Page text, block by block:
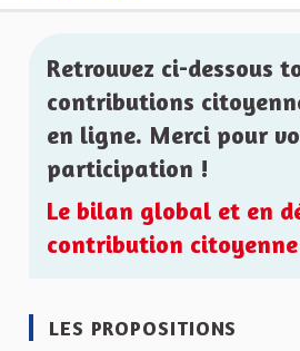
Retrouvez ci-dessous
contributions
en ligne. Merci pour
participation !
Le bilan global et en
contribution citoyenne
LES PROPOSITIONS